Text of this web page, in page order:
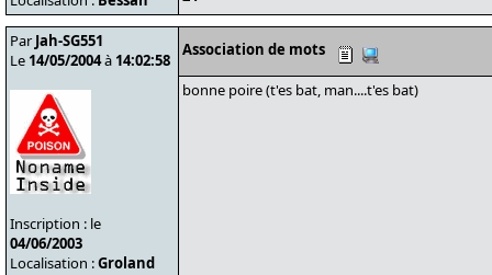
Par Jah-SG551
Le 14/05/2004à 14:02:58
Inscription : le
04/06/2003
Localisation :Groland
Association de mots
bonne poire (t'es bat, man....t'es bat)